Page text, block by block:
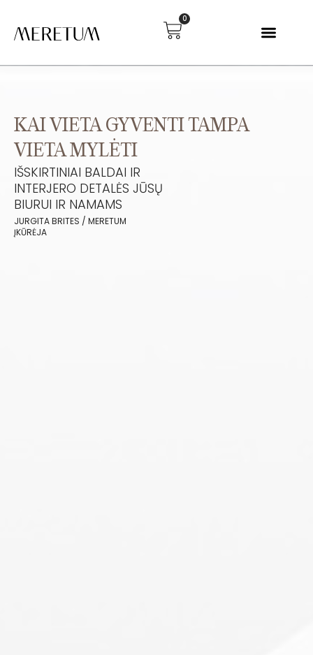
0
KAI VIETA GYVENTI TAMPA
VIETA MYLĖTI
IŠSKIRTINIAI BALDAI IR
INTERJERO DETALĖS JŪSŲ
BIURUI IR NAMAMS
JURGITA BRITES / MERETUM
ĮKŪRĖJA